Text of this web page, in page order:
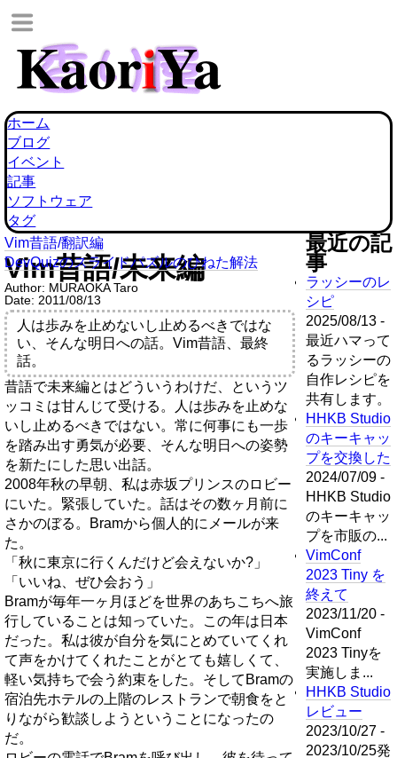
ホーム
ブログ
イベント
記事
ソフトウェア
タグ
Vim昔語/翻訳編
DevQuizのスライドパズルのひねた解法
Vim昔語/未来編
Author: MURAOKA Taro
Date: 2011/08/13
人は歩みを止めないし止めるべきではな
い、そんな明日への話。Vim昔語、最終
話。
昔語で未来編とはどういうわけだ、というツ
ッコミは甘んじて受ける。人は歩みを止めな
いし止めるべきではない。常に何事にも一歩
を踏み出す勇気が必要、そんな明日への姿勢
を新たにした思い出話。
2008年秋の早朝、私は赤坂プリンスのロビー
にいた。緊張していた。話はその数ヶ月前に
さかのぼる。Bramから個人的にメールが来
た。
「秋に東京に行くんだけど会えないか?」
「いいね、ぜひ会おう」
Bramが毎年一ヶ月ほどを世界のあちこちへ旅
行していることは知っていた。この年は日本
だった。私は彼が自分を気にとめていてくれ
て声をかけてくれたことがとても嬉しくて、
軽い気持ちで会う約束をした。そしてBramの
宿泊先ホテルの上階のレストランで朝食をと
りながら歓談しようということになったの
だ。
最近の記
事
ラッシーのレ
シピ
2025/08/13 -
最近ハマって
るラッシーの
自作レシピを
共有します。
HHKB Studio
のキーキャッ
プを交換した
2024/07/09 -
HHKB Studio
のキーキャッ
プを市販の...
VimConf
2023 Tiny を
終えて
2023/11/20 -
VimConf
2023 Tinyを
実施しま...
HHKB Studio
レビュー
2023/10/27 -
2023/10/25発